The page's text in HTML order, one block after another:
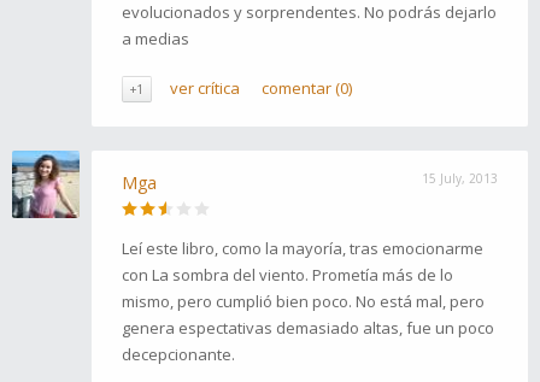
evolucionados y sorprendentes. No podrás dejarlo
a medias
+1 ver crítica comentar (0)
Mga 15 July, 2013
Leí este libro, como la mayoría, tras emocionarme
con La sombra del viento. Prometía más de lo
mismo, pero cumplió bien poco. No está mal, pero
genera espectativas demasiado altas, fue un poco
decepcionante.